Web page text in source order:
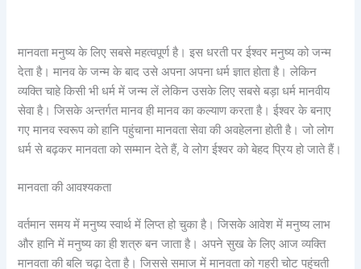
मानवता मनुष्य के लिए सबसे महत्वपूर्ण है। इस धरती पर ईश्वर मनुष्य को जन्म
देता है। मानव के जन्म के बाद उसे अपना अपना धर्म ज्ञात होता है। लेकिन
व्यक्ति चाहे किसी भी धर्म में जन्म लें लेकिन उसके लिए सबसे बड़ा धर्म मानवीय
सेवा है। जिसके अन्तर्गत मानव ही मानव का कल्याण करता है। ईश्वर के बनाए
गए मानव स्वरूप को हानि पहुंचाना मानवता सेवा की अवहेलना होती है। जो लोग
धर्म से बढ़कर मानवता को सम्मान देते हैं, वे लोग ईश्वर को बेहद प्रिय हो जाते हैं।
मानवता की आवश्यकता
वर्तमान समय में मनुष्य स्वार्थ में लिप्त हो चुका है। जिसके आवेश में मनुष्य लाभ
और हानि में मनुष्य का ही शत्रु बन जाता है। अपने सुख के लिए आज व्यक्ति
मानवता की बलि चढ़ा देता है। जिससे समाज में मानवता को गहरी चोट पहुंचती